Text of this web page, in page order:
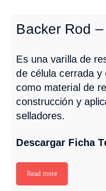
Backer Rod
Es una varilla de
de célula cerrada y
como material de
construcción y
selladores.
Descargar Ficha
Read more